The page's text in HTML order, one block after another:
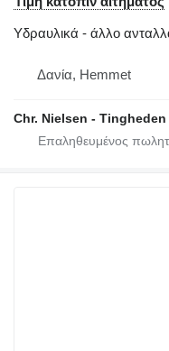
Υδραυλικά - άλλο
Δανία, Hemmet
Chr. Nielsen - Tingheden